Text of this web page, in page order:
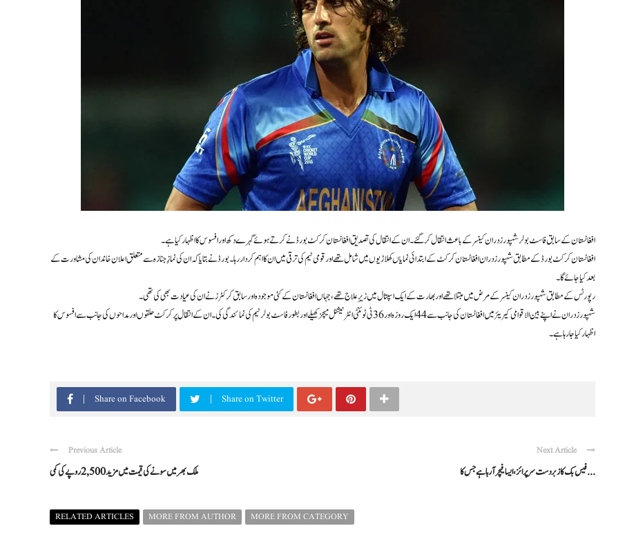
افغانستان کے سابق فاسٹ بولر شہپور زدران کینسر کے باعث انتقال کر گئے۔ ان کے انتقال کی تصدیق افغانستان کرکٹ بورڈ نے کرتے ہوئے گہرے دکھ اور افسوس کا اظہار کیا ہے۔
افغانستان کرکٹ بورڈ کے مطابق شہپور زدران افغانستان کرکٹ کے ابتدائی نمایاں کھلاڑیوں میں شامل تھے اور قومی ٹیم کی ترقی میں ان کا اہم کردار رہا۔ بورڈ نے بتایا کہ ان کی نمازِ جنازہ سے متعلق اعلان خاندان کی مشاورت کے
بعد کیا جائے گا۔
رپورٹس کے مطابق شہپور زدران کینسر کے مرض میں مبتلا تھے اور بھارت کے ایک اسپتال میں زیرِ علاج تھے، جہاں افغانستان کے کئی موجودہ اور سابق کرکٹرز نے ان کی عیادت بھی کی تھی۔
شہپور زدران نے اپنے بین الاقوامی کیریئر میں افغانستان کی جانب سے 44 ایک روزہ اور 36 ٹی ٹوئنٹی انٹرنیشنل میچز کھیلے اور بطور فاسٹ بولر ٹیم کی نمائندگی کی۔ ان کے انتقال پر کرکٹ حلقوں اور مداحوں کی جانب سے افسوس کا
اظہار کیا جا رہا ہے۔
Share on Facebook Share on Twitter
Previous Article
ملک بھر میں سونے کی قیمت میں مزید 2,500 روپے کی کمی
Next Article
فیس بک کا زبردست سرپرائز، ایسا فیچر آ رہا ہے جس کا ...
RELATED ARTICLES MORE FROM AUTHOR MORE FROM CATEGORY